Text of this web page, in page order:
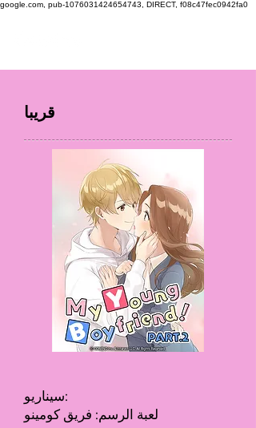
google.com, pub-1076031424654743, DIRECT, f08c47fec0942fa0
قريبا
سيناريو:
لعبة الرسم: فريق كومينو